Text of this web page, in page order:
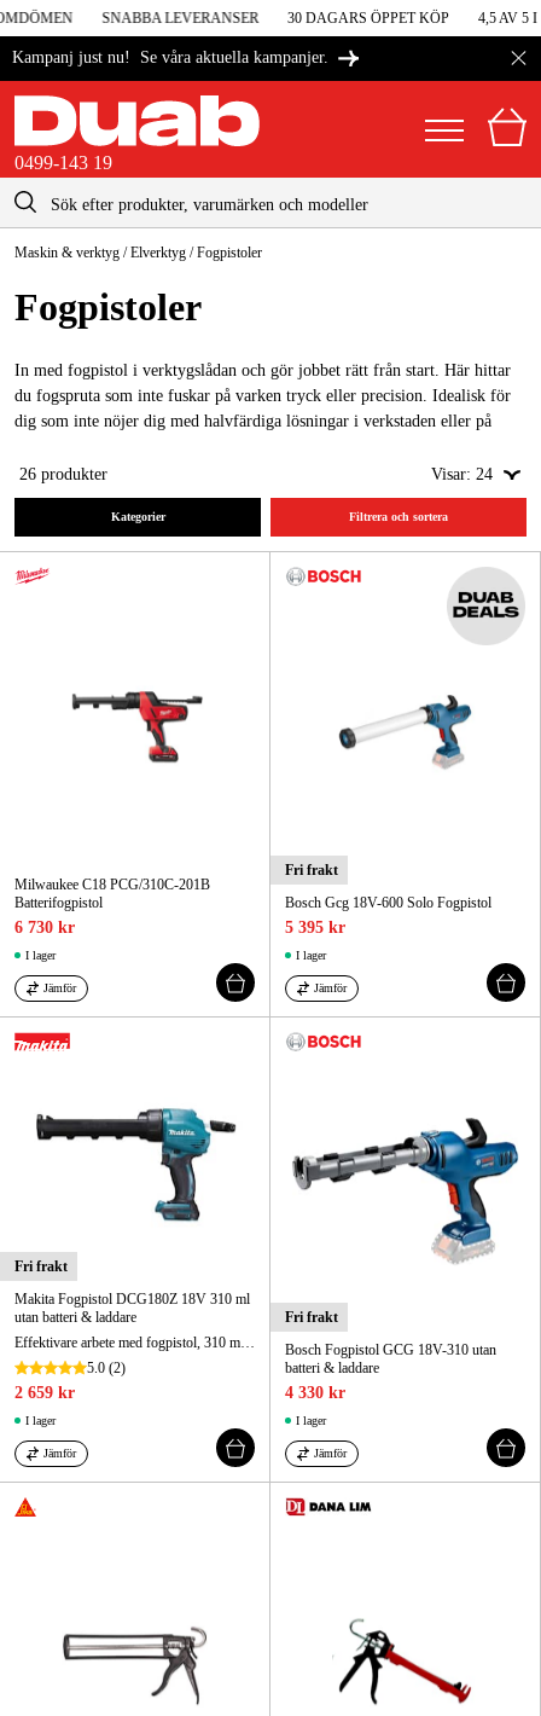
SNABBA LEVERANSER 30 DAGARS ÖPPET KÖP 4,5 AV 5 I
Kampanj just nu! Se våra aktuella kampanjer.
0499-143 19
Sverige
Danmark
Suomi
Norge
Maskiner & verktyg
Garage & verkstad
Maskintillbehör & förbrukning
Arbetskläder & skydd
El & bygg
Skog & trädgård
Kampanjer
Kontakt & Öppettider
FAQ
kontakt@duab.se
Maskin & verktyg /Elverktyg /Fogpistoler
Fogpistoler
In med fogpistol i verktygslådan och gör jobbet rätt från start. Här hittar
du fogspruta som inte fuskar på varken tryck eller precision. Idealisk för
dig som inte nöjer dig med halvfärdiga lösningar i verkstaden eller på
lager!
26 produkter Visar: 24
Kategorier Filtrera och sortera
Milwaukee C18 PCG/310C-201B
Batterifogpistol
6 730 kr
I lager
Jämför
Fri frakt
Bosch Gcg 18V-600 Solo Fogpistol
5 395 kr
I lager
Jämför
Fri frakt
Makita Fogpistol DCG180Z 18V 310 ml
utan batteri & laddare
Effektivare arbete med fogpistol, 310 ml hållare.
5.0 (2)
2 659 kr
I lager
Jämför
Fri frakt
Bosch Fogpistol GCG 18V-310 utan
batteri & laddare
4 330 kr
I lager
Jämför